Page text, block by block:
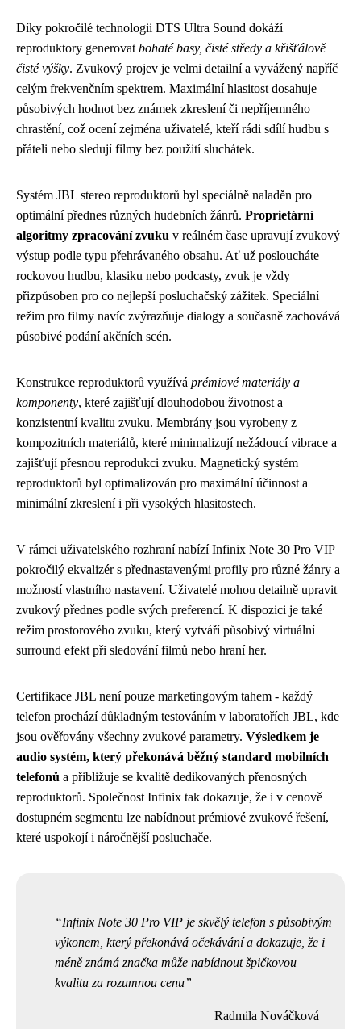
Díky pokročilé technologii DTS Ultra Sound dokáží
reproduktory generovat bohaté basy, čisté středy a křišťálově
čisté výšky. Zvukový projev je velmi detailní a vyvážený napříč
celým frekvenčním spektrem. Maximální hlasitost dosahuje
působivých hodnot bez známek zkreslení či nepříjemného
chrastění, což ocení zejména uživatelé, kteří rádi sdílí hudbu s
přáteli nebo sledují filmy bez použití sluchátek.
Systém JBL stereo reproduktorů byl speciálně naladěn pro
optimální přednes různých hudebních žánrů. Proprietární
algoritmy zpracování zvuku v reálném čase upravují zvukový
výstup podle typu přehrávaného obsahu. Ať už posloucháte
rockovou hudbu, klasiku nebo podcasty, zvuk je vždy
přizpůsoben pro co nejlepší posluchačský zážitek. Speciální
režim pro filmy navíc zvýrazňuje dialogy a současně zachovává
působivé podání akčních scén.
Konstrukce reproduktorů využívá prémiové materiály a
komponenty, které zajišťují dlouhodobou životnost a
konzistentní kvalitu zvuku. Membrány jsou vyrobeny z
kompozitních materiálů, které minimalizují nežádoucí vibrace a
zajišťují přesnou reprodukci zvuku. Magnetický systém
reproduktorů byl optimalizován pro maximální účinnost a
minimální zkreslení i při vysokých hlasitostech.
V rámci uživatelského rozhraní nabízí Infinix Note 30 Pro VIP
pokročilý ekvalizér s přednastavenými profily pro různé žánry a
možností vlastního nastavení. Uživatelé mohou detailně upravit
zvukový přednes podle svých preferencí. K dispozici je také
režim prostorového zvuku, který vytváří působivý virtuální
surround efekt při sledování filmů nebo hraní her.
Certifikace JBL není pouze marketingovým tahem - každý
telefon prochází důkladným testováním v laboratořích JBL, kde
jsou ověřovány všechny zvukové parametry. Výsledkem je
audio systém, který překonává běžný standard mobilních
telefonů a přibližuje se kvalitě dedikovaných přenosných
reproduktorů. Společnost Infinix tak dokazuje, že i v cenově
dostupném segmentu lze nabídnout prémiové zvukové řešení,
které uspokojí i náročnější posluchače.
Infinix Note 30 Pro VIP je skvělý telefon s působivým
výkonem, který překonává očekávání a dokazuje, že i
méně známá značka může nabídnout špičkovou
kvalitu za rozumnou cenu
Radmila Nováčková